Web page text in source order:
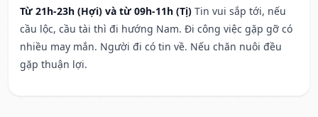
Từ 21h-23h (Hợi) và từ 09h-11h (Tị) Tin vui sắp tới, nếu
cầu lộc, cầu tài thì đi hướng Nam. Đi công việc gặp gỡ có
nhiều may mắn. Người đi có tin về. Nếu chăn nuôi đều
gặp thuận lợi.